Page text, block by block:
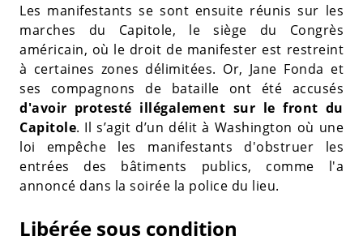
Les manifestants se sont ensuite réunis sur les
marches du Capitole, le siège du Congrès
américain, où le droit de manifester est restreint
à certaines zones délimitées. Or, Jane Fonda et
ses compagnons de bataille ont été accusés
d'avoir protesté illégalement sur le front du
Capitole. Il s’agit d’un délit à Washington où une
loi empêche les manifestants d'obstruer les
entrées des bâtiments publics, comme l'a
annoncé dans la soirée la police du lieu.
Libérée sous condition